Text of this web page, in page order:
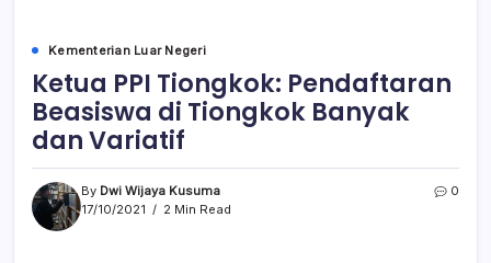
Kementerian Luar Negeri
Ketua PPI Tiongkok: Pendaftaran
Beasiswa di Tiongkok Banyak
dan Variatif
By Dwi Wijaya Kusuma
17/10/2021
2 Min Read
0